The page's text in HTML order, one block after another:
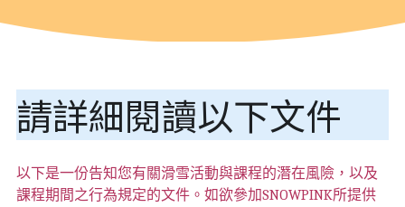
請詳細閱讀以下文件
以下是一份告知您有關滑雪活動與課程的潛在風險，以及
課程期間之行為規定的文件。如欲參加SNOWPINK所提供